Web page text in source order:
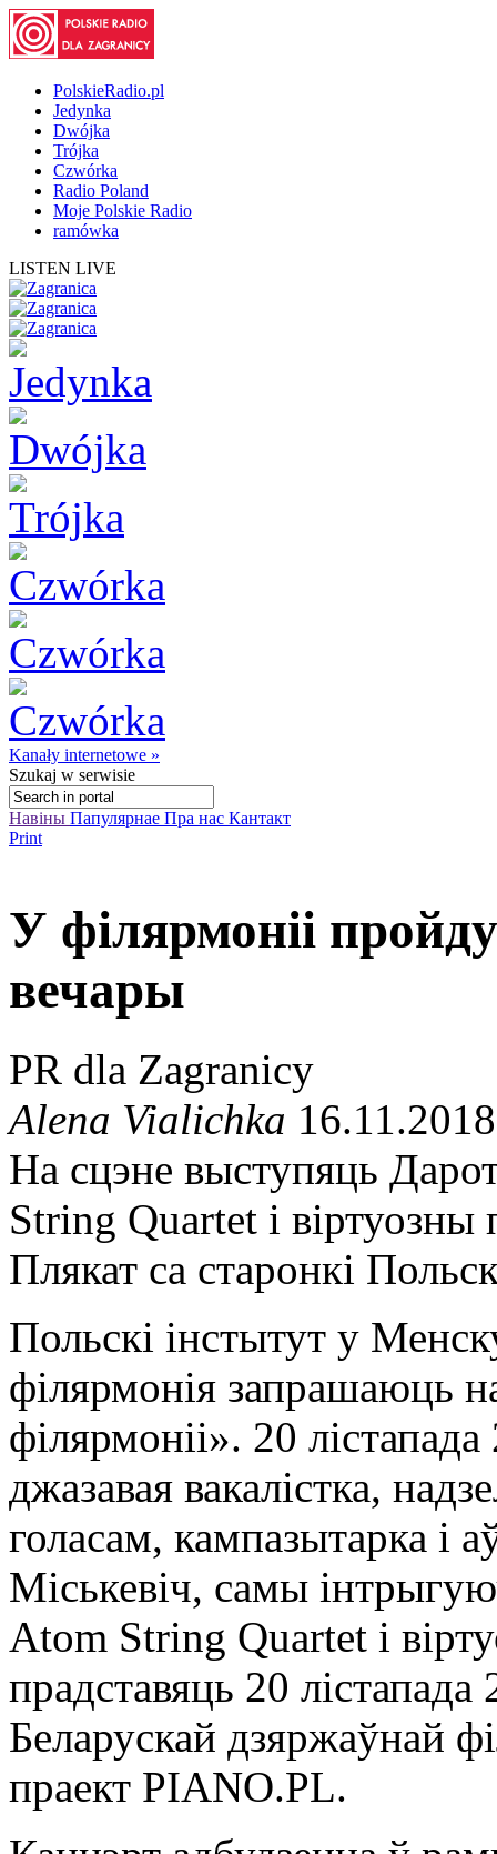
PolskieRadio.pl
Jedynka
Dwójka
Trójka
Czwórka
Radio Poland
Moje Polskie Radio
ramówka
LISTEN LIVE
Kanały internetowe »
Szukaj w serwisie
Навіны Папулярнае Пра нас Кантакт
Print
У філярмоніі
вечары
PR dla Zagranicy
Alena Vialichka
На сцэне выступяць
String Quartet і віртуозны
Плякат са старонкі
Польскі інстытут у
фiлярмонiя запрашаюць
філярмоніі». 20
джазавая вакалістка,
голасам, кампазытарка і
Міськевіч, самы
Atom String Quartet і
прадставяць 20 лістапада
Беларускай дзяржаўнай
праект PIANO.PL.